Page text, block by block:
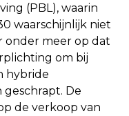
(PBL), waarin
waarschijnlijk niet
onder meer op dat
om bij
hybride
De
de verkoop van